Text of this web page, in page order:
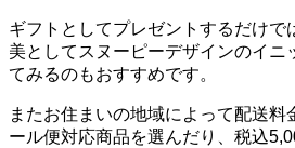
ギフトとしてプレゼント するだけで
美としてスヌーピーデザインのイニ
てみるのもおすすめです。
またお住まいの地域によって配送料
ール便対応商品を選んだり、税込